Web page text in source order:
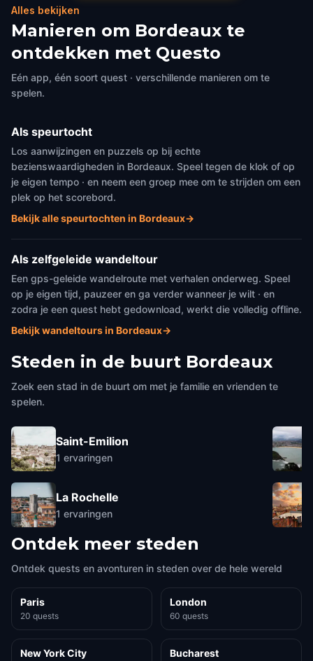
Alles bekijken
Manieren om Bordeaux te
ontdekken met Questo
Eén app, één soort quest · verschillende manieren om te
spelen.
Als speurtocht
Los aanwijzingen en puzzels op bij echte
bezienswaardigheden in Bordeaux. Speel tegen de klok of op
je eigen tempo · en neem een groep mee om te strijden om een
plek op het scorebord.
Bekijk alle speurtochten in Bordeaux→
Als zelfgeleide wandeltour
Een gps-geleide wandelroute met verhalen onderweg. Speel
op je eigen tijd, pauzeer en ga verder wanneer je wilt · en
zodra je een quest hebt gedownload, werkt die volledig offline.
Bekijk wandeltours in Bordeaux→
Steden in de buurt Bordeaux
Zoek een stad in de buurt om met je familie en vrienden te
spelen.
Saint-Emilion
1 ervaringen
La Rochelle
1 ervaringen
Ontdek meer steden
Ontdek quests en avonturen in steden over de hele wereld
Paris
20 quests
London
60 quests
New York City Bucharest